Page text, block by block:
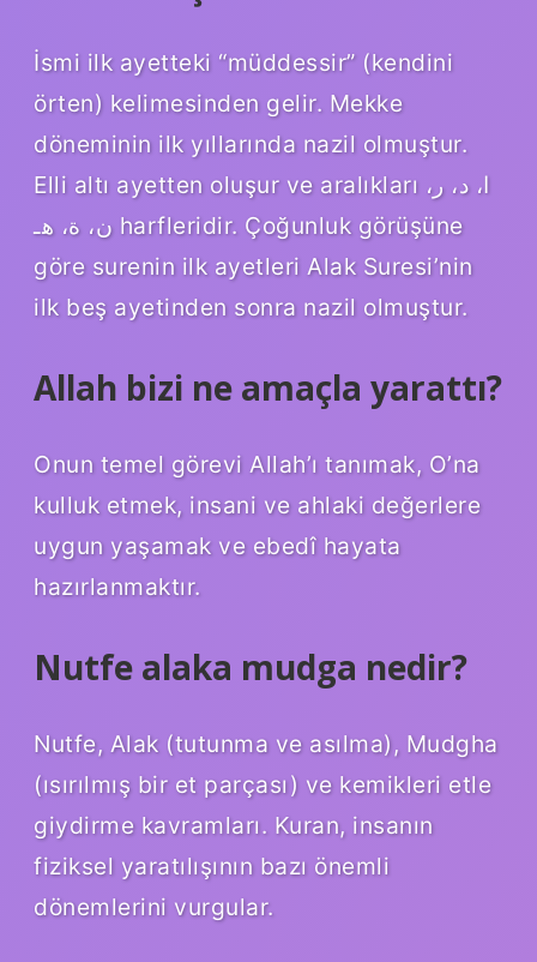
İsmi ilk ayetteki “müddessir” (kendini
örten) kelimesinden gelir. Mekke
döneminin ilk yıllarında nazil olmuştur.
Elli altı ayetten oluşur ve aralıkları ا، د، ر،
ن، ة، هـ harfleridir. Çoğunluk görüşüne
göre surenin ilk ayetleri Alak Suresi’nin
ilk beş ayetinden sonra nazil olmuştur.
Allah bizi ne amaçla yarattı?
Onun temel görevi Allah’ı tanımak, O’na
kulluk etmek, insani ve ahlaki değerlere
uygun yaşamak ve ebedî hayata
hazırlanmaktır.
Nutfe alaka mudga nedir?
Nutfe, Alak (tutunma ve asılma), Mudgha
(ısırılmış bir et parçası) ve kemikleri etle
giydirme kavramları. Kuran, insanın
fiziksel yaratılışının bazı önemli
dönemlerini vurgular.